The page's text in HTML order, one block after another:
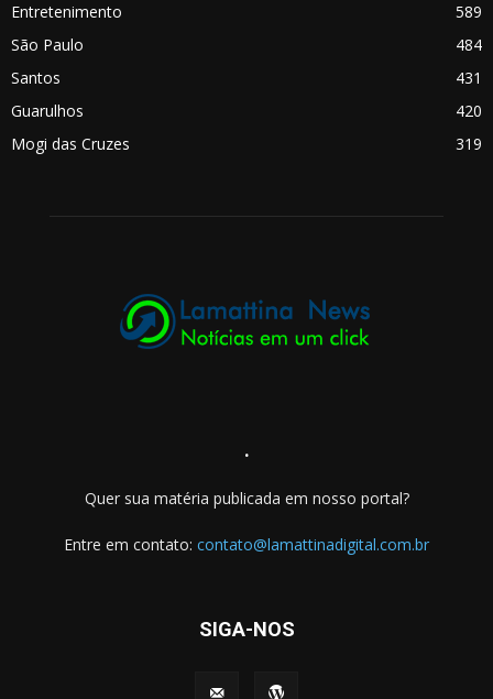
Entretenimento
589
São Paulo
484
Santos
431
Guarulhos
420
Mogi das Cruzes
319
.
Quer sua matéria publicada em nosso portal?
Entre em contato: contato@lamattinadigital.com.br
SIGA-NOS